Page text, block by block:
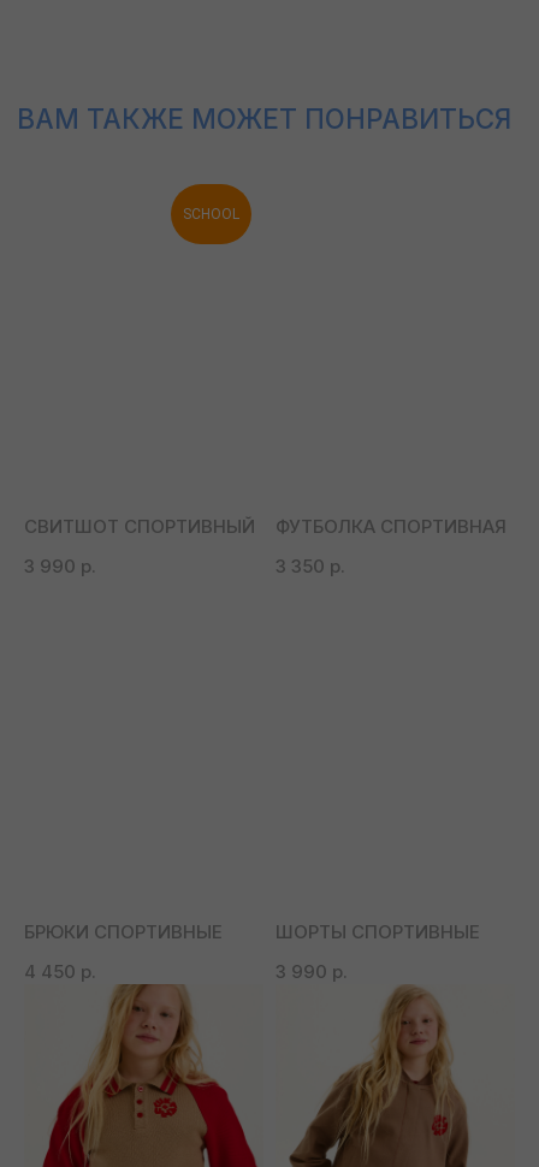
SCHOOL
СВИТШОТ СПОРТИВНЫЙ
3 990 р.
ФУТБОЛКА СПОРТИВНАЯ
3 350 р.
БРЮКИ СПОРТИВНЫЕ
4 450 р.
ШОРТЫ СПОРТИВНЫЕ
3 990 р.